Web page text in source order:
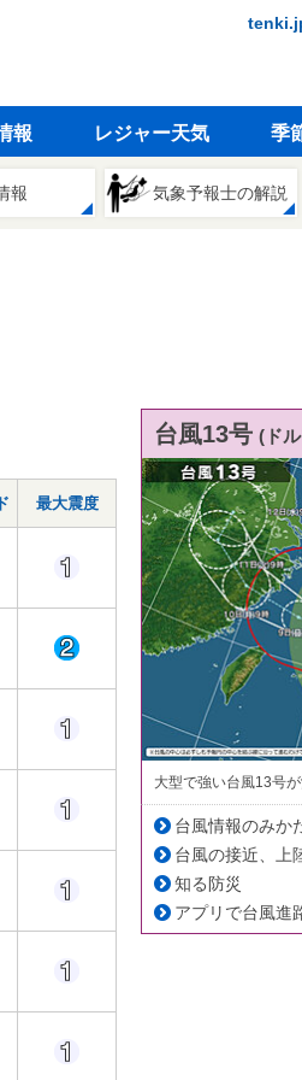
報 レジャー天気 季
報 気象予報士の解説
最大震度
台風13号 (ド
大型で強い台風13号
台風情報のみか
台風の接近、上
知る防災
アプリで台風進